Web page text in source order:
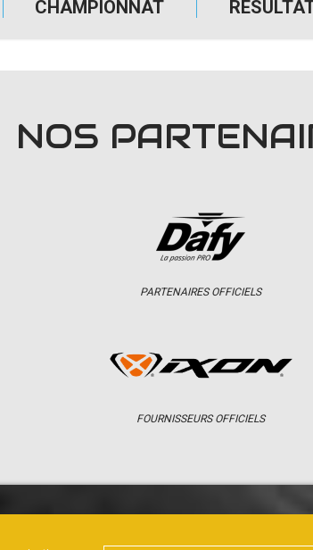
CHAMPIONNAT
NOS
PARTENAIRES OFFICIELS
FOURNISSEURS OFFICIELS
CHAMPIONNAT